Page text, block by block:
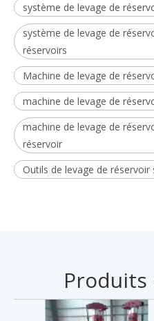
système de levage de
système de levage de
réservoirs
Machine de levage de
machine de levage de
machine de levage de
réservoir
Outils de levage de réservoir
Produits